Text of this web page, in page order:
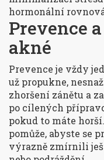
hormonální
Prevence
akné
Prevence je vždy
už propukne,
zhoršení zánětu a
po cílených
pokud to máte
pomůže, abyste se
výrazně zmírnili